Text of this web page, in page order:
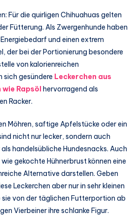
Für die quirligen Chihuahuas gelten
Fütterung. Als Zwergenhunde haben
und einen extrem
der bei der Portionierung besondere
von kalorienreichen
sich gesündere Leckerchen aus
Rapsölhervorragend als
Racker.
Möhren, saftige Apfelstücke oder ein
nicht nur lecker, sondern auch
handelsübliche Hundesnacks. Auch
gekochte Hühnerbrust können eine
Alternative darstellen. Geben
Leckerchen aber nur in sehr kleinen
sie von der täglichen Futterportion ab
Vierbeiner ihre schlanke Figur.